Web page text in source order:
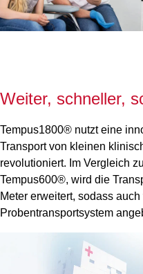
Weiter, schneller,
Tempus1800® nutzt eine
Transport von kleinen
revolutioniert. Im Vergleich
Tempus600®, wird die
Meter erweitert, sodass
Probentransportsystem